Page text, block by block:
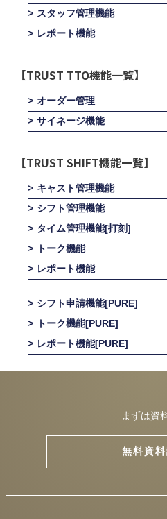
スタッフ管理機能
レポート機能
【TRUST TTO機能一覧】
オーダー管理
サイネージ機能
【TRUST SHIFT機能一覧】
キャスト管理機能
シフト管理機能
タイム管理機能[打刻]
トーク機能
レポート機能
シフト申請機能[PURE]
トーク機能[PURE]
レポート機能[PURE]
まずは資
無料資